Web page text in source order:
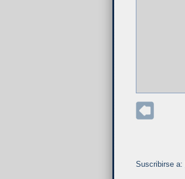
Suscribirse a: